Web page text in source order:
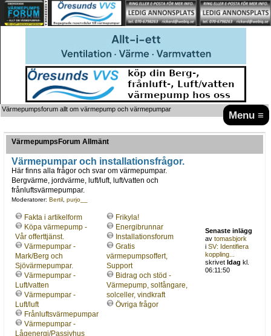
Menu ≡
Värmepumpsforum allt om värmepump och värmepumpar
VärmepumpsForum Allmänt
Värmepumpar och installationsfrågor.
Här finns alla frågor och svar om värmepumpar.
Bergvärme, jordvärme, luft/luft, luft/vatten och
frånluftsvärmepumpar.
Moderatorer: Bertil, purjo__
Fakta i artikelform
Köpa värmepump -
Vår offerttjänst.
Värmepumpar -
Mark/Berg och
Sjövärmepumpar.
Värmepumpar -
Luft/vatten
Värmepumpar -
Luft/luft
Frånluftsvärmepumpar
Värmepumpar -
Lågenergi/Passivhus
Frikyla!
Energibrunnar
Installationsforum
Gratis
värmepumpsoffert,
Support
Bidrag och stöd -
Värmepump, solfångare,
solceller, vindkraft
Övriga frågor
Senaste inlägg
avtomasbjork
iSV: Identifiera
koppling...
skrivetIdag kl.
06:11:50